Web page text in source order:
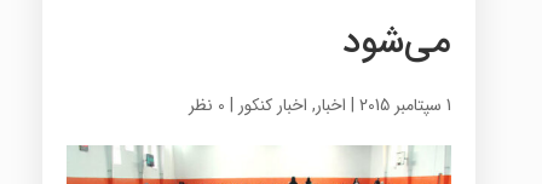
می‌شود
1 سپتامبر 2015 | اخبار, اخبار کنکور | 0 نظر